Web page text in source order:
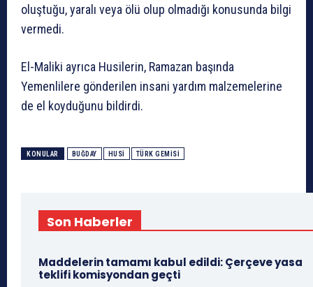
oluştuğu, yaralı veya ölü olup olmadığı konusunda bilgi
vermedi.
El-Maliki ayrıca Husilerin, Ramazan başında
Yemenlilere gönderilen insani yardım malzemelerine
de el koyduğunu bildirdi.
KONULAR BUĞDAY HUSI TÜRK GEMISI
Son Haberler
Maddelerin tamamı kabul edildi: Çerçeve yasa
teklifi komisyondan geçti